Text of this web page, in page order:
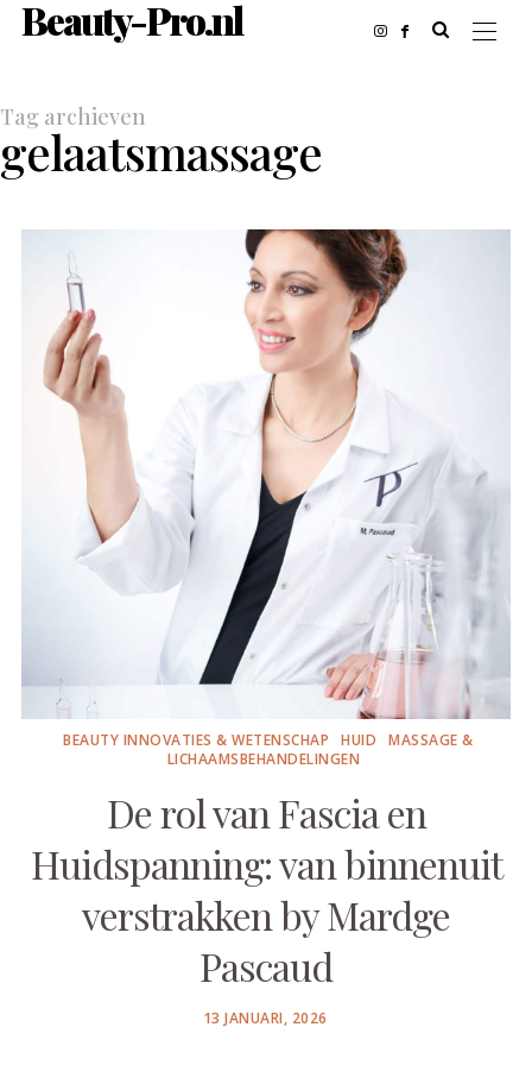
Beauty-Pro.nl
Tag archieven
gelaatsmassage
BEAUTY INNOVATIES & WETENSCHAP HUID
MASSAGE &
LICHAAMSBEHANDELINGEN
De rol van Fascia en
Huidspanning: van binnenuit
verstrakken by Mardge
Pascaud
POSTED
13 JANUARI, 2026